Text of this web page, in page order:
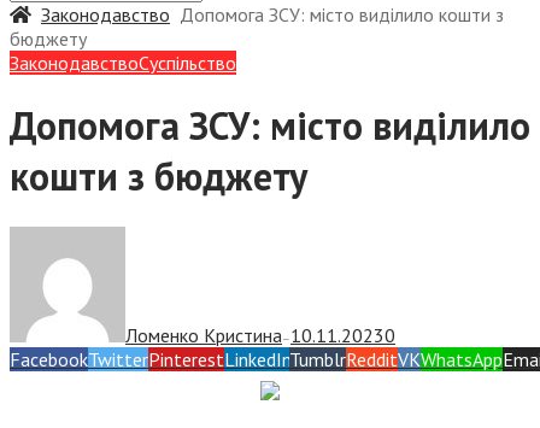
Законодавство Допомога ЗСУ: місто виділило кошти з
бюджету
ЗаконодавствоСуспiльство
Допомога ЗСУ: місто виділило
кошти з бюджету
Ломенко Кристина— 10.11.20230
FacebookTwitterPinterestLinkedInTumblrRedditVKWhatsApp